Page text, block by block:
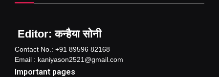
Editor: कन्हैया सोनी
Contact No.: +91 89596 82168
Email : kaniyason2521@gmail.com
Important pages